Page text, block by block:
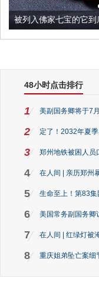
被列入佛家七宝的它到
48小时点击排行
1 美副国务卿将于7
2 定了！2032年夏
3 郑州地铁被困人员
4 在人间 | 亲历郑州
5 生命至上！第83
6 美国常务副国务卿
7 在人间 | 红绿灯被
8 重庆姐弟坠亡案细